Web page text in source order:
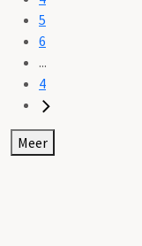
5
6
...
4
Meer